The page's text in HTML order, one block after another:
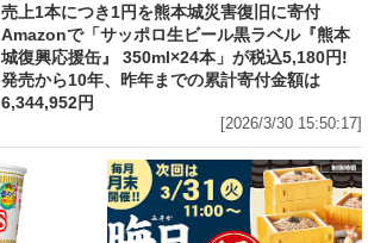
売上1本につき1円を熊本城災害復旧に寄付
Amazonで「サッポロ生ビール黒ラベル『熊本
城復興応援缶』 350ml×24本」が税込5,180円!
発売から10年、昨年までの累計寄付金額は
6,344,952円
[2026/3/30 15:50:17]